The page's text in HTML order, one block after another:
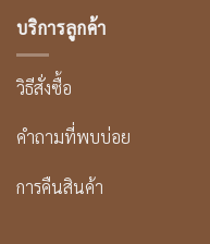
บริการลูกค้า
วิธีสั่งซื้อ
คำถามที่พบบ่อย
การคืนสินค้า